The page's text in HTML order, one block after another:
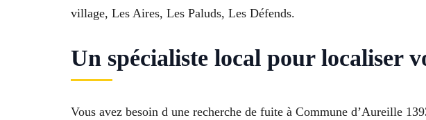
village, Les Aires, Les Paluds, Les Défends.
Un spécialiste local pour localiser
Vous avez besoin d une recherche de fuite à Commune d’Aureille